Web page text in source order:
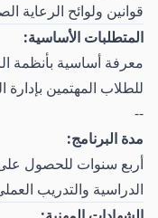
قوانين ولوائح الرعاية
المتطلبات الأساسية:
معرفة أساسية بأنظمة
للطلاب المهتمين
--
مدة البرنامج:
أربع سنوات للحصول
الدراسية والتدريب